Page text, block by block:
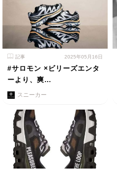
記事 2025年05月16日
#サロモン ×ビリーズエンタ
ーより、爽…
スニーカー